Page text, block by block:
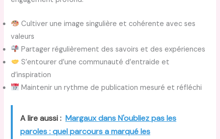
Cultiver une image singulière et cohérente avec ses
valeurs
Partager régulièrement des savoirs et des expériences
S’entourer d’une communauté d’entraide et
d’inspiration
Maintenir un rythme de publication mesuré et réfléchi
A lire aussi : Margaux dans N'oubliez pas les
paroles : quel parcours a marqué les